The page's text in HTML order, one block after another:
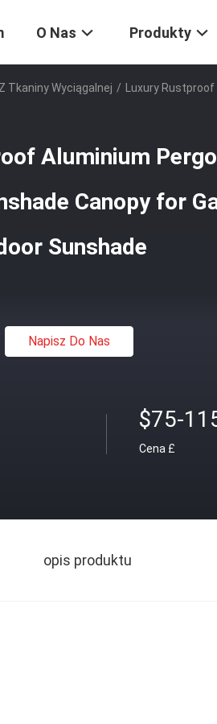
O Nas Produkty
Tkaniny Wyciągalnej / Luxury
Aluminium
Canopy for
Sunshade
Napisz Do Nas
$75-
Cena £
opis produktu